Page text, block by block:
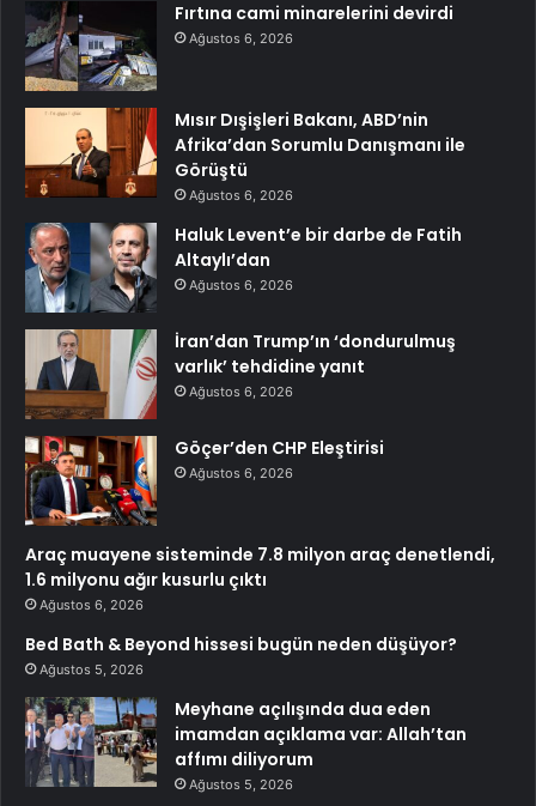
Fırtına cami minarelerini devirdi
Ağustos 6, 2026
Mısır Dışişleri Bakanı, ABD’nin
Afrika’dan Sorumlu Danışmanı ile
Görüştü
Ağustos 6, 2026
Haluk Levent’e bir darbe de Fatih
Altaylı’dan
Ağustos 6, 2026
İran’dan Trump’ın ‘dondurulmuş
varlık’ tehdidine yanıt
Ağustos 6, 2026
Göçer’den CHP Eleştirisi
Ağustos 6, 2026
Araç muayene sisteminde 7.8 milyon araç denetlendi,
1.6 milyonu ağır kusurlu çıktı
Ağustos 6, 2026
Bed Bath & Beyond hissesi bugün neden düşüyor?
Ağustos 5, 2026
Meyhane açılışında dua eden
imamdan açıklama var: Allah’tan
affımı diliyorum
Ağustos 5, 2026